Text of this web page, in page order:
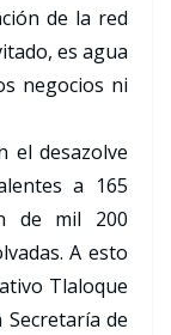
de la red
es agua
negocios ni
el desazolve
a 165
de mil 200
A esto
Tlaloque
de